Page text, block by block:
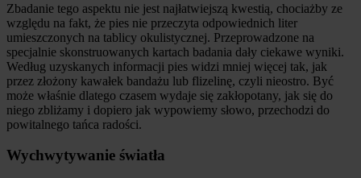
Zbadanie tego aspektu nie jest najłatwiejszą kwestią, chociażby ze
względu na fakt, że pies nie przeczyta odpowiednich liter
umieszczonych na tablicy okulistycznej. Przeprowadzone na
specjalnie skonstruowanych kartach badania dały ciekawe wyniki.
Według uzyskanych informacji pies widzi mniej więcej tak, jak
przez złożony kawałek bandażu lub flizelinę, czyli nieostro. Być
może właśnie dlatego czasem wydaje się zakłopotany, jak się do
niego zbliżamy i dopiero jak wypowiemy słowo, przechodzi do
powitalnego tańca radości.
Wychwytywanie światła